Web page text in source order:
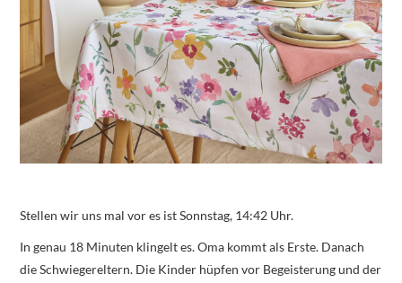
Stellen wir uns mal vor es ist Sonnstag, 14:42 Uhr.
In genau 18 Minuten klingelt es. Oma kommt als Erste. Danach
die Schwiegereltern. Die Kinder hüpfen vor Begeisterung und der